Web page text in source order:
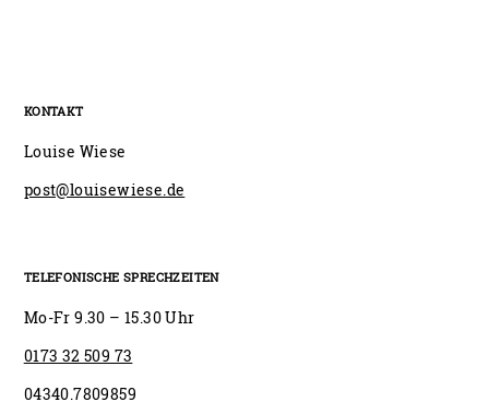
KONTAKT
Louise Wiese
post@louisewiese.de
TELEFONISCHE SPRECHZEITEN
Mo-Fr 9.30 – 15.30 Uhr
0173 32 509 73
04340.7809859